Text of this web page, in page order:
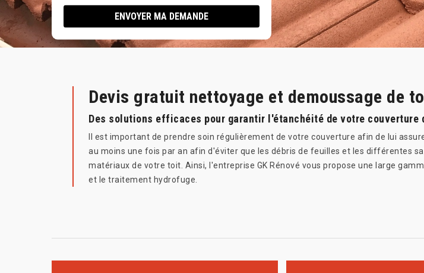
Devis gratuit nettoyage et demoussage de
Des solutions efficaces pour garantir l'étanchéité de votre couverture
Il est important de prendre soin régulièrement de votre couverture afin de lui
au moins une fois par an afin d'éviter que les débris de feuilles et les différentes
matériaux de votre toit. Ainsi, l'entreprise GK Rénové vous propose une large
et le traitement hydrofuge.